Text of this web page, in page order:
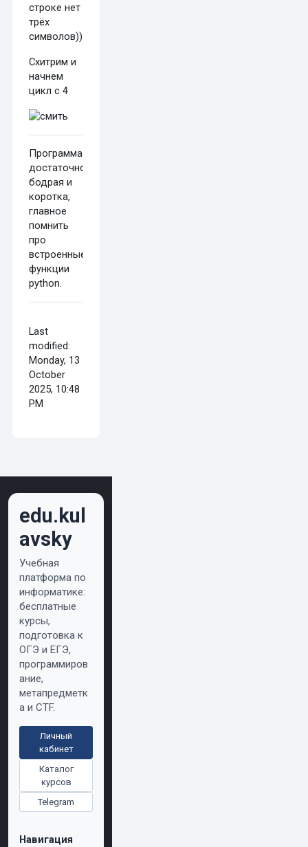
строке нет
трёх
символов))
Схитрим и
начнем
цикл с 4
Программа
достаточно
бодрая и
коротка,
главное
помнить
про
встроенные
функции
python.
Last
modified:
Monday, 13
October
2025, 10:48
PM
edu.kul
avsky
Учебная
платформа по
информатике:
бесплатные
курсы,
подготовка к
ОГЭ и ЕГЭ,
программиров
ание,
метапредметк
а и CTF.
Личный
кабинет
Каталог
курсов
Telegram
Навигация